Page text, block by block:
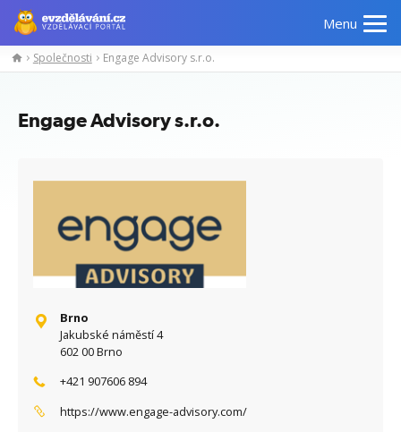
Menu
Manažerské
Odborné
Společnosti Engage Advisory s.r.o.
Engage Advisory s.r.o.
Brno
Jakubské náměstí 4
602 00 Brno
+421 907606 894
https://www.engage-advisory.com/